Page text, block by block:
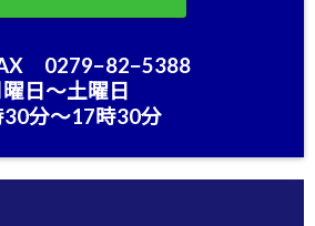
0279−82−5388
曜日〜土曜日
30分〜17時30分